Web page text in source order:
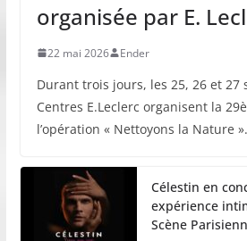
organisée par E.
22 mai 2026 Ender
Durant trois jours, les 25, 26 et 27
Centres E.Leclerc organisent la
l’opération « Nettoyons la Nature ».
Célestin en
expérience
Scène